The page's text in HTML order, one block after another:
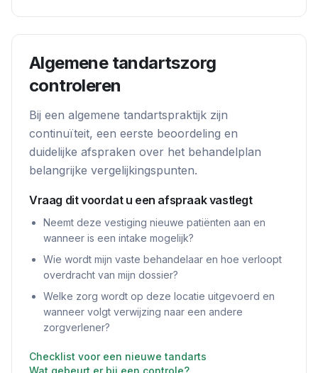
Algemene tandartszorg
controleren
Bij een algemene tandartspraktijk zijn
continuïteit, een eerste beoordeling en
duidelijke afspraken over het behandelplan
belangrijke vergelijkingspunten.
Vraag dit voordat u een afspraak vastlegt
Neemt deze vestiging nieuwe patiënten aan en
wanneer is een intake mogelijk?
Wie wordt mijn vaste behandelaar en hoe verloopt
overdracht van mijn dossier?
Welke zorg wordt op deze locatie uitgevoerd en
wanneer volgt verwijzing naar een andere
zorgverlener?
Checklist voor een nieuwe tandarts
Wat gebeurt er bij een controle?